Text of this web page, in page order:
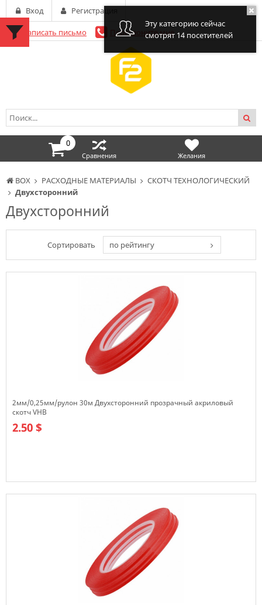
BOX РАСХОДНЫЕ МАТЕРИАЛЫ
СКОТЧ ТЕХНОЛОГИЧЕСКИЙ
Двухсторонний
Двухсторонний
Сортировать по рейтингу
2мм/0,25мм/рулон 30м Двухсторонний прозрачный акриловый
скотч VHB
2.50 $
Написать письмо Перезвоните мне
Вход Регистрация
0
Сравнения Желания
Эту категорию сейчас
смотрят 14 посетителей